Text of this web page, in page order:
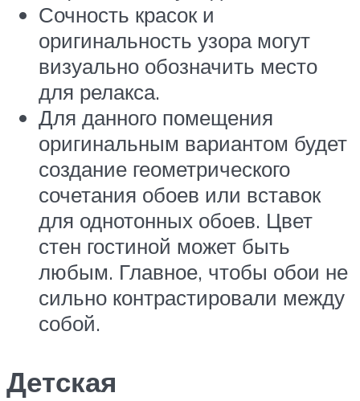
Сочность красок и
оригинальность узора могут
визуально обозначить место
для релакса.
Для данного помещения
оригинальным вариантом будет
создание геометрического
сочетания обоев или вставок
для однотонных обоев. Цвет
стен гостиной может быть
любым. Главное, чтобы обои не
сильно контрастировали между
собой.
Детская